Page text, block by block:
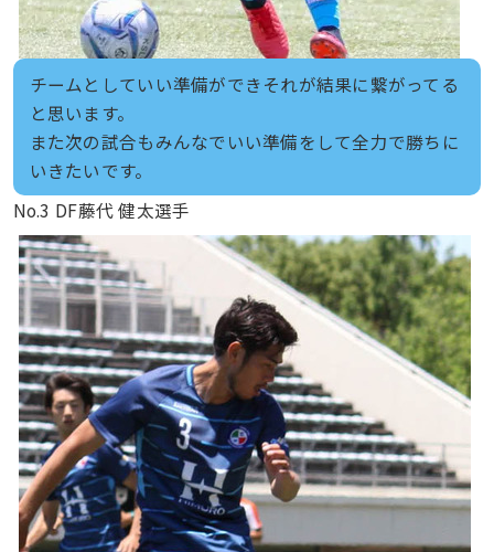
チームとしていい準備ができそれが結果に繋がってる
と思います。
また次の試合もみんなでいい準備をして全力で勝ちに
いきたいです。
No.3 DF藤代 健太選手